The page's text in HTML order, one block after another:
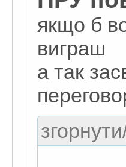
якщо б
виграш
а так